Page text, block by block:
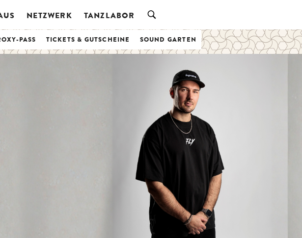
PASS TICKETS & GUTSCHEINE SOUND GARTEN
NETZWERK TANZLABOR